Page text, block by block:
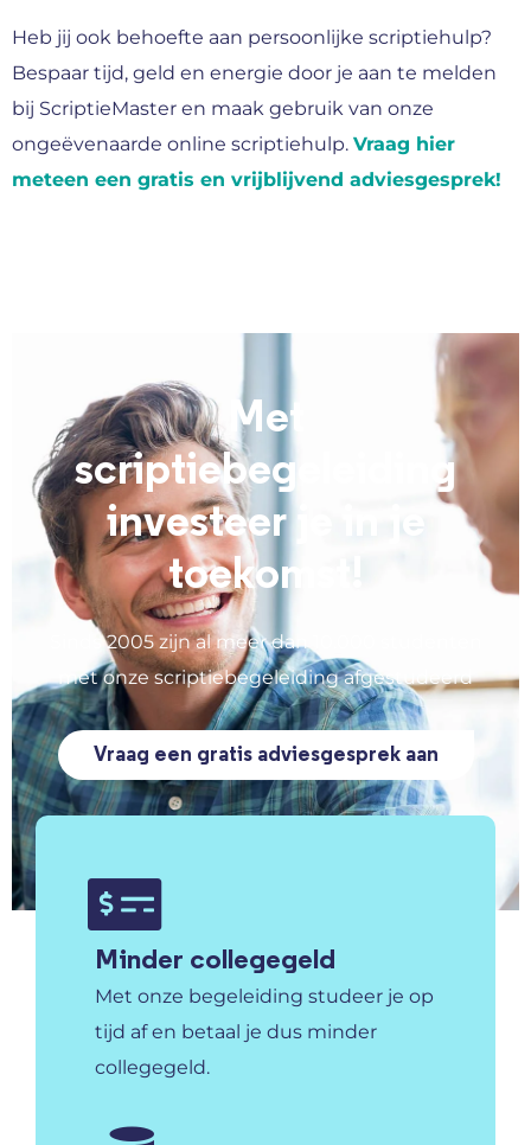
Heb jij ook behoefte aan persoonlijke scriptiehulp?
Bespaar tijd, geld en energie door je aan te melden
bij ScriptieMaster en maak gebruik van onze
ongeëvenaarde online scriptiehulp. Vraag hier
meteen een gratis en vrijblijvend adviesgesprek!
Met
scriptiebegeleiding
investeer je in je
toekomst!
Sinds 2005 zijn al meer dan 10.000 studenten
met onze scriptiebegeleiding afgestudeerd
Vraag een gratis adviesgesprek aan
Minder collegegeld
Met onze begeleiding studeer je op
tijd af en betaal je dus minder
collegegeld.